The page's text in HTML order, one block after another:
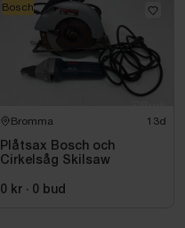
Bromma 13d
Plåtsax Bosch och
Cirkelsåg Skilsaw
0 kr · 0 bud
Bosch